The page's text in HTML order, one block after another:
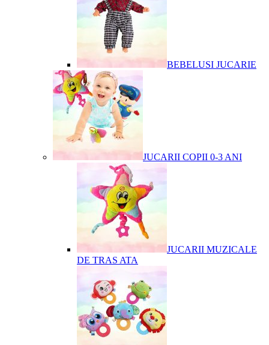
BEBELUSI JUCARIE
JUCARII COPII 0-3 ANI
JUCARII MUZICALE
DE TRAS ATA